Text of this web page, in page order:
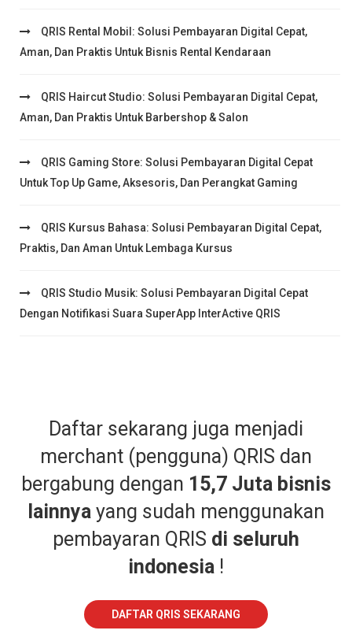
QRIS Rental Mobil: Solusi Pembayaran Digital Cepat,
Aman, Dan Praktis Untuk Bisnis Rental Kendaraan
QRIS Haircut Studio: Solusi Pembayaran Digital Cepat,
Aman, Dan Praktis Untuk Barbershop & Salon
QRIS Gaming Store: Solusi Pembayaran Digital Cepat
Untuk Top Up Game, Aksesoris, Dan Perangkat Gaming
QRIS Kursus Bahasa: Solusi Pembayaran Digital Cepat,
Praktis, Dan Aman Untuk Lembaga Kursus
QRIS Studio Musik: Solusi Pembayaran Digital Cepat
Dengan Notifikasi Suara SuperApp InterActive QRIS
Daftar sekarang juga menjadi
merchant (pengguna) QRIS dan
bergabung dengan 15,7 Juta bisnis
lainnya yang sudah menggunakan
pembayaran QRIS di seluruh
indonesia !
DAFTAR QRIS SEKARANG